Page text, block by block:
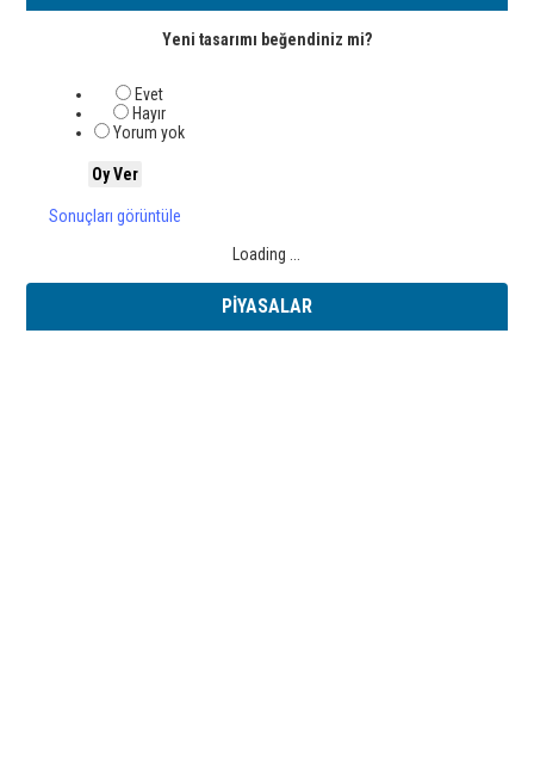
Yeni tasarımı beğendiniz mi?
Evet
Hayır
Yorum yok
Sonuçları görüntüle
Loading ...
PİYASALAR